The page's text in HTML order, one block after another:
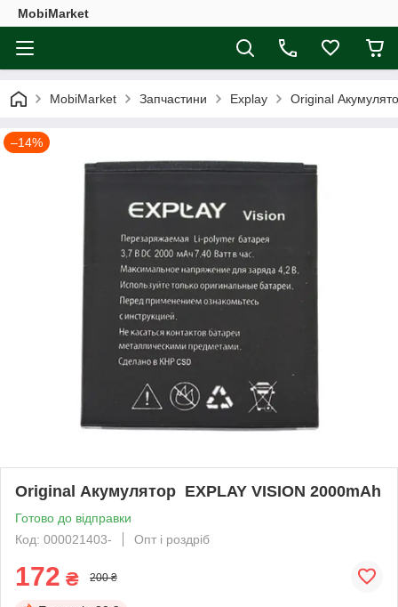
MobiMarket
MobiMarket Запчастини Explay Оriginal
–14%
Оriginal Акумулятор EXPLAY VISION 2000mAh
Готово до відправки
Код: 000021403-
Опт і роздріб
172 ₴ 200 ₴